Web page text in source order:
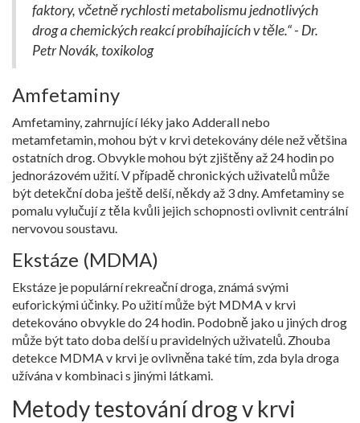
faktory, včetně rychlosti metabolismu jednotlivých
drog a chemických reakcí probíhajících v těle.“ - Dr.
Petr Novák, toxikolog
Amfetaminy
Amfetaminy, zahrnující léky jako Adderall nebo
metamfetamin, mohou být v krvi detekovány déle než většina
ostatních drog. Obvykle mohou být zjištěny až 24 hodin po
jednorázovém užití. V případě chronických uživatelů může
být detekční doba ještě delší, někdy až 3 dny. Amfetaminy se
pomalu vylučují z těla kvůli jejich schopnosti ovlivnit centrální
nervovou soustavu.
Ekstáze (MDMA)
Ekstáze je populární rekreační droga, známá svými
euforickými účinky. Po užití může být MDMA v krvi
detekováno obvykle do 24 hodin. Podobně jako u jiných drog
může být tato doba delší u pravidelných uživatelů. Zhouba
detekce MDMA v krvi je ovlivněna také tím, zda byla droga
užívána v kombinaci s jinými látkami.
Metody testování drog v krvi